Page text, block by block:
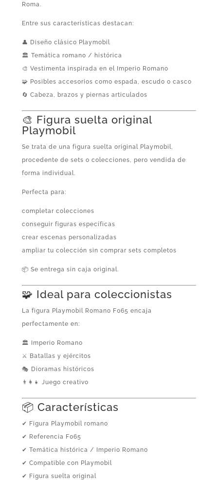
Roma.
Entre sus características destacan:
👤 Diseño clásico Playmobil
🏛️ Temática romano / histórica
🎨 Vestimenta inspirada en el Imperio Romano
🧩 Posibles accesorios como espada, escudo o casco
🔄 Cabeza, brazos y piernas articulados
🎨 Figura suelta original
Playmobil
Se trata de una figura suelta original Playmobil,
procedente de sets o colecciones, pero vendida de
forma individual.
Perfecta para:
completar colecciones
conseguir figuras específicas
crear escenas personalizadas
ampliar tu colección sin comprar sets completos
📦 Se entrega sin caja original.
🧩 Ideal para coleccionistas
La figura Playmobil Romano F065 encaja
perfectamente en:
🏛️ Imperio Romano
⚔️ Batallas y ejércitos
🎭 Dioramas históricos
👨‍👩‍👧 Juego creativo
📦 Características
✔ Figura Playmobil romano
✔ Referencia F065
✔ Temática histórica / Imperio Romano
✔ Compatible con Playmobil
✔ Figura suelta original